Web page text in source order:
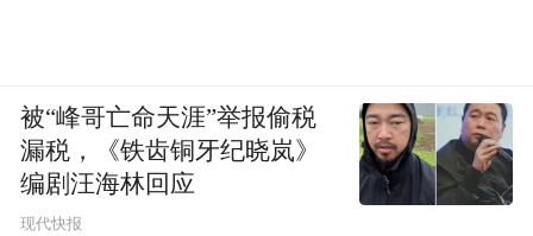
被“峰哥亡命天涯”举报偷税
漏税，《铁齿铜牙纪晓岚》
编剧汪海林回应
现代快报